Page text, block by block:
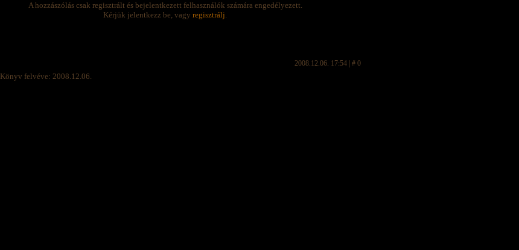
A hozzászólás csak regisztrált és bejelentkezett felhasználók számára engedélyezett.
Kérjük jelentkezz be, vagy regisztrálj.
2008.12.06. 17:54 | # 0
Könyv felvéve: 2008.12.06.